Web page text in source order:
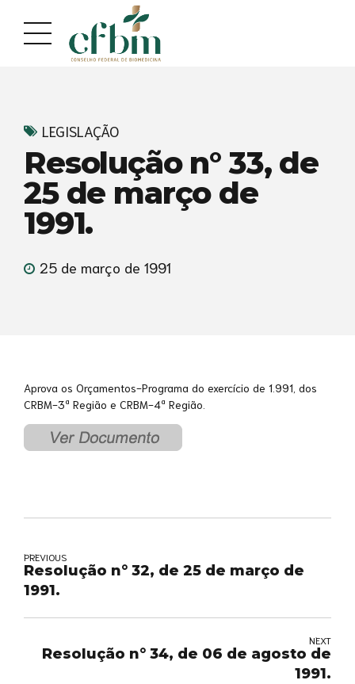
conteúdo
navegação
LEGISLAÇÃO
Resolução n° 33, de
25 de março de
1991.
25 de março de 1991
Aprova os Orçamentos-Programa do exercício de 1.991, dos
CRBM-3ª Região e CRBM-4ª Região.
PREVIOUS
Resolução n° 32, de 25 de março de
1991.
NEXT
Resolução n° 34, de 06 de agosto de
1991.